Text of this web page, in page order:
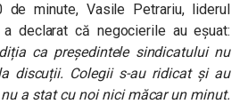
de minute, Vasile Petrariu, liderul
declarat că negocierile au eșuat:
ca președintele sindicatului nu
discuții. Colegii s-au ridicat și au
a stat cu noi nici măcar un minut.